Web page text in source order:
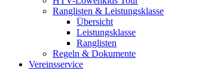
Ranglisten & Leistungsklasse
Übersicht
Leistungsklasse
Ranglisten
Regeln & Dokumente
Vereinsservice